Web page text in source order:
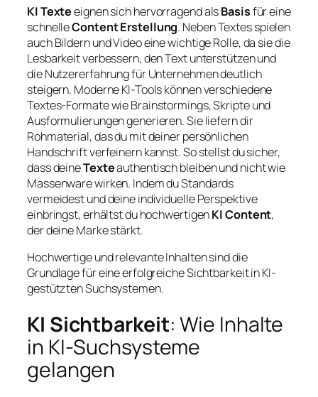
KI Texteeignen sich hervorragend alsBasisfür eine
schnelleContent Erstellung. Neben Textes spielen
auch Bildern und Video eine wichtige Rolle, da sie die
Lesbarkeit verbessern, den Text unterstützen und
die Nutzererfahrung für Unternehmen deutlich
steigern. Moderne KI-Tools können verschiedene
Textes-Formate wie Brainstormings, Skripte und
Ausformulierungen generieren. Sie liefern dir
Rohmaterial, das du mit deiner persönlichen
Handschrift verfeinern kannst. So stellst du sicher,
dass deineTexteauthentisch bleiben und nicht wie
Massenware wirken. Indem du Standards
vermeidest und deine individuelle Perspektive
einbringst, erhältst du hochwertigenKI Content,
der deine Marke stärkt.
Hochwertige und relevante Inhalten sind die
Grundlage für eine erfolgreiche Sichtbarkeit in KI-
gestützten Suchsystemen.
KI Sichtbarkeit: Wie Inhalte
in KI-Suchsysteme
gelangen